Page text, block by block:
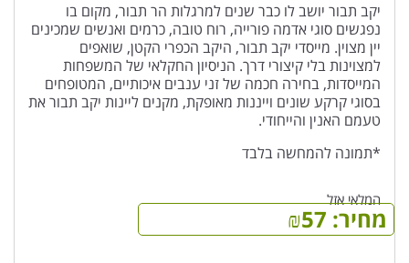
יקב תבור יושב לו כבר שנים למרגלות הר תבור, מקום בו
נפגשים סוגי אדמה פורייה, רוח טובה, כרמים ואנשים שמכינים
יין מצוין. מייסדי יקב תבור, היקב הכפרי הקטן, שואפים
למצוינות בלי קיצורי דרך. הניסיון החקלאי של המשפחות
המייסדות, בחירה חכמה של זני ענבים איכותיים, המטופחים
בסוגי קרקע שונים וייננות מאופקת, מקנים ליינות יקב תבור את
טעמם האנין והייחודי.
*תמונה להמחשה בלבד
מחיר: ₪57
המלאי אזל